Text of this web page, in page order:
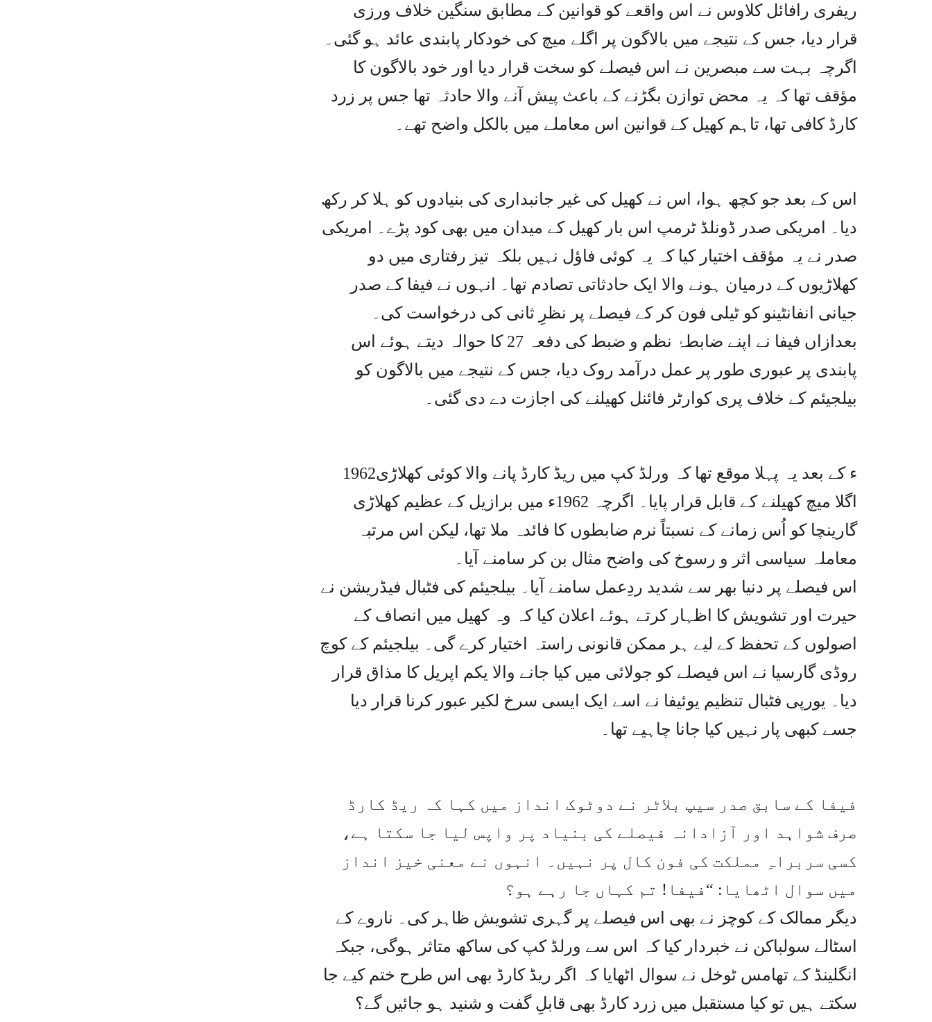
ریفری رافائل کلاوس نے اس واقعے کو قوانین کے مطابق سنگین خلاف ورزی
قرار دیا، جس کے نتیجے میں بالاگون پر اگلے میچ کی خودکار پابندی عائد ہو گئی۔
اگرچہ بہت سے مبصرین نے اس فیصلے کو سخت قرار دیا اور خود بالاگون کا
مؤقف تھا کہ یہ محض توازن بگڑنے کے باعث پیش آنے والا حادثہ تھا جس پر زرد
کارڈ کافی تھا، تاہم کھیل کے قوانین اس معاملے میں بالکل واضح تھے۔
اس کے بعد جو کچھ ہوا، اس نے کھیل کی غیر جانبداری کی بنیادوں کو ہلا کر رکھ
دیا۔ امریکی صدر ڈونلڈ ٹرمپ اس بار کھیل کے میدان میں بھی کود پڑے۔ امریکی
صدر نے یہ مؤقف اختیار کیا کہ یہ کوئی فاؤل نہیں بلکہ تیز رفتاری میں دو
کھلاڑیوں کے درمیان ہونے والا ایک حادثاتی تصادم تھا۔ انہوں نے فیفا کے صدر
جیانی انفانٹینو کو ٹیلی فون کر کے فیصلے پر نظرِ ثانی کی درخواست کی۔
بعدازاں فیفا نے اپنے ضابطۂ نظم و ضبط کی دفعہ 27 کا حوالہ دیتے ہوئے اس
پابندی پر عبوری طور پر عمل درآمد روک دیا، جس کے نتیجے میں بالاگون کو
بیلجیئم کے خلاف پری کوارٹر فائنل کھیلنے کی اجازت دے دی گئی۔
1962ء کے بعد یہ پہلا موقع تھا کہ ورلڈ کپ میں ریڈ کارڈ پانے والا کوئی کھلاڑی
اگلا میچ کھیلنے کے قابل قرار پایا۔ اگرچہ 1962ء میں برازیل کے عظیم کھلاڑی
گارینچا کو اُس زمانے کے نسبتاً نرم ضابطوں کا فائدہ ملا تھا، لیکن اس مرتبہ
معاملہ سیاسی اثر و رسوخ کی واضح مثال بن کر سامنے آیا۔
اس فیصلے پر دنیا بھر سے شدید ردِعمل سامنے آیا۔ بیلجیئم کی فٹبال فیڈریشن نے
حیرت اور تشویش کا اظہار کرتے ہوئے اعلان کیا کہ وہ کھیل میں انصاف کے
اصولوں کے تحفظ کے لیے ہر ممکن قانونی راستہ اختیار کرے گی۔ بیلجیئم کے کوچ
روڈی گارسیا نے اس فیصلے کو جولائی میں کیا جانے والا یکم اپریل کا مذاق قرار
دیا۔ یورپی فٹبال تنظیم یوئیفا نے اسے ایک ایسی سرخ لکیر عبور کرنا قرار دیا
جسے کبھی پار نہیں کیا جانا چاہیے تھا۔
فیفا کے سابق صدر سیپ بلاٹر نے دوٹوک انداز میں کہا کہ ریڈ کارڈ
صرف شواہد اور آزادانہ فیصلے کی بنیاد پر واپس لیا جا سکتا ہے،
کسی سربراہِ مملکت کی فون کال پر نہیں۔ انہوں نے معنی خیز انداز
میں سوال اٹھایا: “فیفا! تم کہاں جا رہے ہو؟
دیگر ممالک کے کوچز نے بھی اس فیصلے پر گہری تشویش ظاہر کی۔ ناروے کے
اسٹالے سولباکن نے خبردار کیا کہ اس سے ورلڈ کپ کی ساکھ متاثر ہوگی، جبکہ
انگلینڈ کے تھامس ٹوخل نے سوال اٹھایا کہ اگر ریڈ کارڈ بھی اس طرح ختم کیے جا
سکتے ہیں تو کیا مستقبل میں زرد کارڈ بھی قابلِ گفت و شنید ہو جائیں گے؟